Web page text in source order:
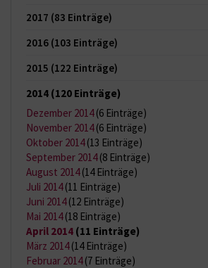
2017 (83 Einträge)
2016 (103 Einträge)
2015 (122 Einträge)
2014 (120 Einträge)
Dezember 2014(6 Einträge)
November 2014(6 Einträge)
Oktober 2014(13 Einträge)
September 2014(8 Einträge)
August 2014(14 Einträge)
Juli 2014(11 Einträge)
Juni 2014(12 Einträge)
Mai 2014(18 Einträge)
April 2014 (11 Einträge)
März 2014(14 Einträge)
Februar 2014(7 Einträge)